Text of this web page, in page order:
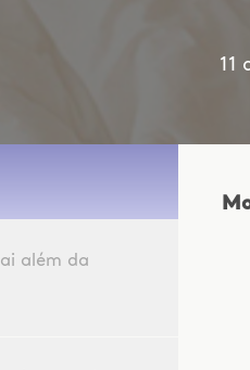
11
além da